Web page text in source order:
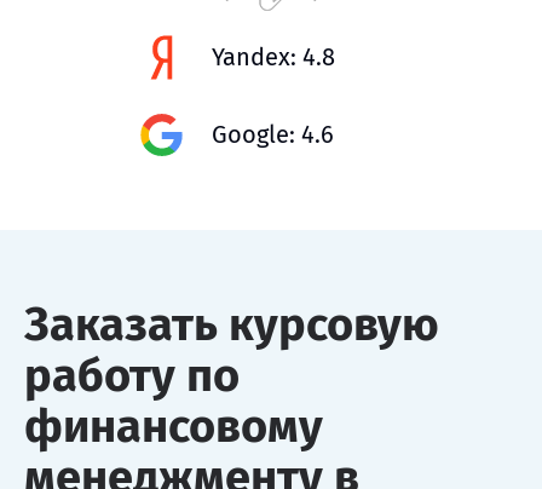
Yandex: 4.8
Google: 4.6
Заказать курсовую
работу по
финансовому
менеджменту в